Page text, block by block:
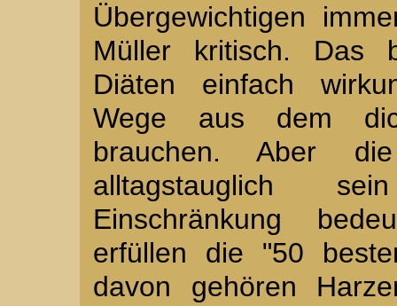
Übergewichtigen
Müller kritisch. Das
Diäten einfach
Wege aus dem
brauchen. Aber
alltagstauglich
Einschränkung
erfüllen die "50
davon gehören